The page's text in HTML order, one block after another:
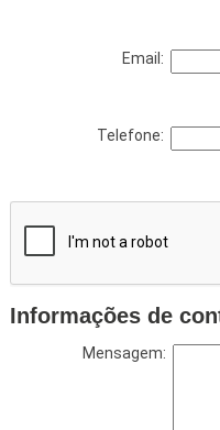
Email:
Telefone:
Informações de
Mensagem: